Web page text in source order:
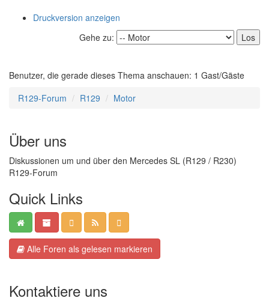
Druckversion anzeigen
Gehe zu:
Benutzer, die gerade dieses Thema anschauen: 1 Gast/Gäste
R129-Forum
R129 Motor
Über uns
Diskussionen um und über den Mercedes SL (R129 / R230)
R129-Forum
Quick Links
Alle Foren als gelesen markieren
Kontaktiere uns